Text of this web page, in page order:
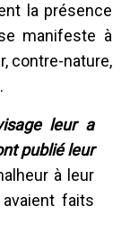
la présence
manifeste à
contre-nature,
leur a
publié leur
à leur
faits